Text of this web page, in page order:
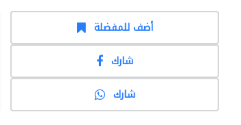
أضف للمفضلة
شارك
شارك